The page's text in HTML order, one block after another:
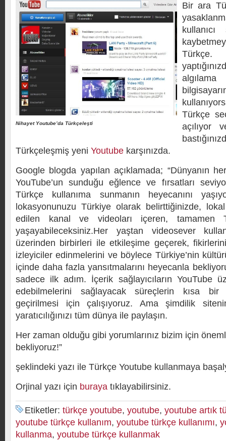
Nihayet Youtube’da Türkçeleşti
Bir ara
Türkçe
açılıyor
Türkçeleşmiş yeni Youtube karşınızda.
Google blogda yapılan açıklamada; “Dünyanın
YouTube’un sunduğu eğlence ve fırsatları
Türkçe kullanıma sunmanın heyecanını
lokasyonunuzu Türkiye olarak belirttiğinizde,
edilen kanal ve videoları içeren, tamamen
yaşayabileceksiniz.Her yaştan videosever
üzerinden birbirleri ile etkileşime geçerek,
izleyiciler edinmelerini ve böylece Türkiye’nin
içinde daha fazla yansıtmalarını heyecanla
sadece ilk adım. İçerik sağlayıcıların YouTube
edebilmelerini sağlayacak süreçlerin kısa
geçirilmesi için çalışıyoruz. Ama şimdilik
yaratıcılığınızı tüm dünya ile paylaşın.
Her zaman olduğu gibi yorumlarınız bizim için
bekliyoruz!”
şeklindeki yazı ile Türkçe Youtube kullanmaya
Orjinal yazı için buraya tıklayabilirsiniz.
Etiketler: türkçe youtube, youtube, youtube artık
youtube türkçe kullanım, youtube türkçe kullanımı,
kullanma, youtube türkçe kullanmak